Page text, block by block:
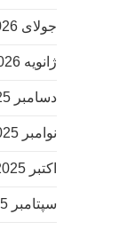
جولای 2026
ژانویه 2026
دسامبر 2025
نوامبر 2025
اکتبر 2025
سپتامبر 2025